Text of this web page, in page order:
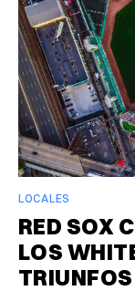
LOCALES
RED SOX
LOS
TRIUNFOS